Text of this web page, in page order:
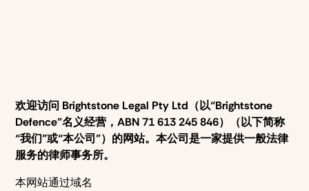
欢迎访问 Brightstone Legal Pty Ltd（以“Brightstone
Defence”名义经营，ABN 71 613 245 846）（以下简称
“我们”或“本公司”）的网站。本公司是一家提供一般法律
服务的律师事务所。
本网站通过域名